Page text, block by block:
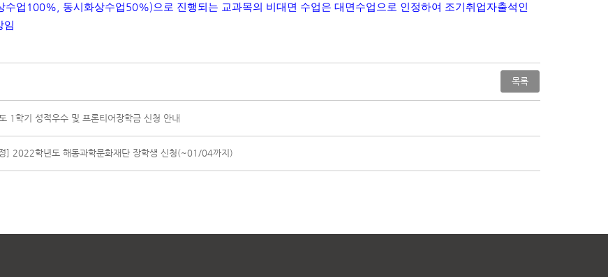
수업 100%, 동시화상수업50%)으로 진행되는 교과목의 비대면 수업은 대면수업으로 인정하여 조기취업자출석인
임
목록
1학기 성적우수 및 프론티어장학금 신청 안내
] 2022학년도 해동과학문화재단 장학생 신청(~01/04까지)